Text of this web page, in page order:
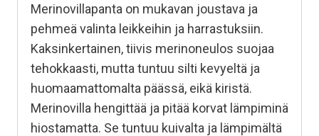
Merinovillapanta on mukavan joustava ja
pehmeä valinta leikkeihin ja harrastuksiin.
Kaksinkertainen, tiivis merinoneulos suojaa
tehokkaasti, mutta tuntuu silti kevyeltä ja
huomaamattomalta päässä, eikä kiristä.
Merinovilla hengittää ja pitää korvat lämpiminä
hiostamatta. Se tuntuu kuivalta ja lämpimältä